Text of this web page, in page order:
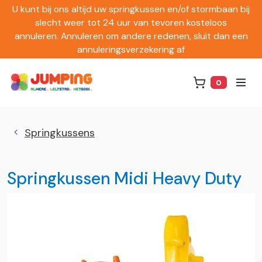
U kunt bij ons altijd uw springkussen en/of stormbaan bij
slecht weer tot 24 uur van tevoren kosteloos
annuleren. Annuleren om andere redenen, sluit dan een
annuleringsverzekering af
0
Springkussens
Springkussen Midi Heavy Duty